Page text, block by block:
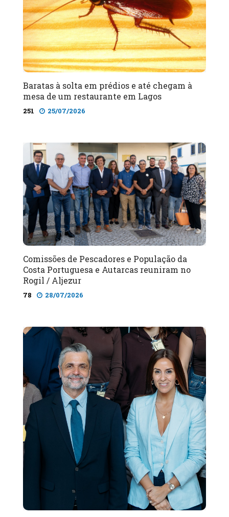
Baratas à solta em prédios e até chegam à
mesa de um restaurante em Lagos
251 25/07/2026
Comissões de Pescadores e População da
Costa Portuguesa e Autarcas reuniram no
Rogil / Aljezur
78 28/07/2026